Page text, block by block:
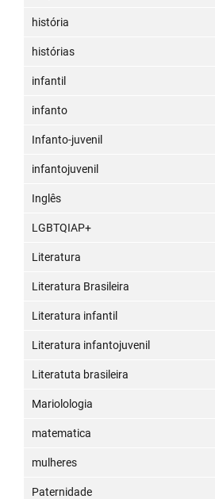
história
histórias
infantil
infanto
Infanto-juvenil
infantojuvenil
Inglês
LGBTQIAP+
Literatura
Literatura Brasileira
Literatura infantil
Literatura infantojuvenil
Literatuta brasileira
Mariolologia
matematica
mulheres
Paternidade